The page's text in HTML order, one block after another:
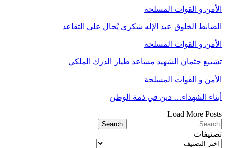
الأمن و القوات المسلحة
الضابط الخلوق عبد الإله شكري يُحال على التقاعد
الأمن و القوات المسلحة
تشييع جثمان الشهيد مساعد طيار الدرك الملكي
الأمن و القوات المسلحة
أبناء الشهداء… دين في ذمة الوطن
Load More Posts
تصنيفات
تصنيفات